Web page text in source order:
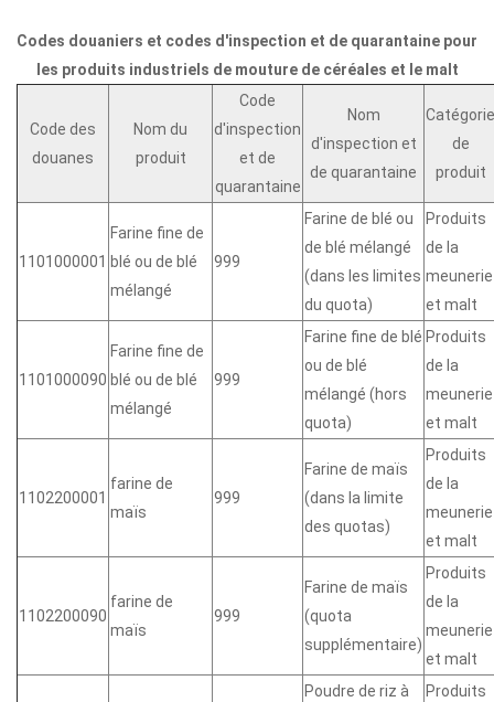
Codes douaniers et codes d'inspection et de quarantaine pour
les produits industriels de mouture de céréales et le malt
Code des
douanes
Nom du
produit
Code
d'inspection
et de
quarantaine
Nom
d'inspection et
de quarantaine
Catégorie
de
produit
1101000001
Farine fine de
blé ou de blé
mélangé
999
Farine de blé ou
de blé mélangé
(dans les limites
du quota)
Produits
de la
meunerie
et malt
1101000090
Farine fine de
blé ou de blé
mélangé
999
Farine fine de blé
ou de blé
mélangé (hors
quota)
Produits
de la
meunerie
et malt
1102200001
farine de
maïs
999
Farine de maïs
(dans la limite
des quotas)
Produits
de la
meunerie
et malt
1102200090
farine de
maïs
999
Farine de maïs
(quota
supplémentaire)
Produits
de la
meunerie
et malt
Poudre de riz à
Produits